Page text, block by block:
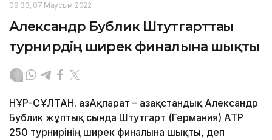
09:33, 07 Маусым 2022
Александр Бублик Штутгарттағы
турнирдің ширек финалына шықты
НҰР-СҰЛТАН. ҚазАқпарат – Қазақстандық Александр
Бублик жұптық сында Штутгарт (Германия) ATP
250 турнирінің ширек финалына шықты, деп